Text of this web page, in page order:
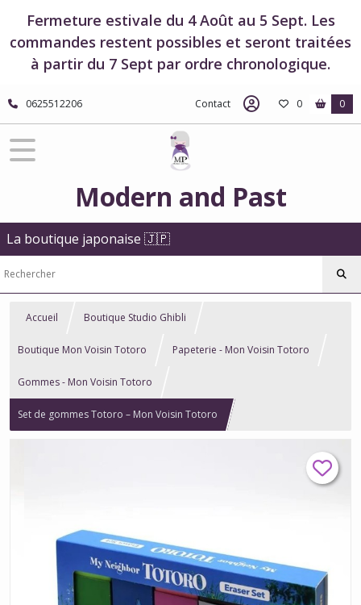
Fermeture estivale du 4 Août au 5 Sept. Les
commandes restent possibles et seront traitées
à partir du 7 Sept par ordre chronologique.
0625512206 Contact 0 0
Modern and Past
La boutique japonaise 🇯🇵
Accueil Boutique Studio Ghibli
Boutique Mon Voisin Totoro Papeterie - Mon Voisin Totoro
Gommes - Mon Voisin Totoro
Set de gommes Totoro – Mon Voisin Totoro